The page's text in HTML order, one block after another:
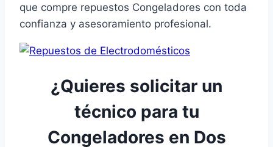
que compre repuestos Congeladores con toda
confianza y asesoramiento profesional.
¿Quieres solicitar un
técnico para tu
Congeladores en Dos